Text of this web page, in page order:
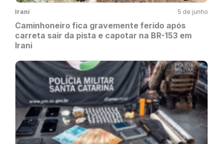
Irani 5 de junho
Caminhoneiro fica gravemente ferido após
carreta sair da pista e capotar na BR-153 em
Irani